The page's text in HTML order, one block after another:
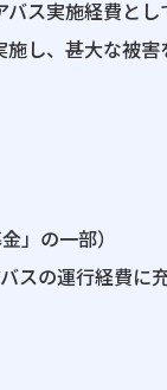
ス実施経費と
し、甚大な被
」の一部）
の運行経費に充